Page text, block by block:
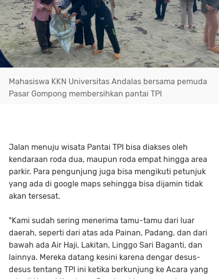
Mahasiswa KKN Universitas Andalas bersama pemuda
Pasar Gompong membersihkan pantai TPI
Jalan menuju wisata Pantai TPI bisa diakses oleh
kendaraan roda dua, maupun roda empat hingga area
parkir. Para pengunjung juga bisa mengikuti petunjuk
yang ada di google maps sehingga bisa dijamin tidak
akan tersesat.
"Kami sudah sering menerima tamu-tamu dari luar
daerah, seperti dari atas ada Painan, Padang, dan dari
bawah ada Air Haji, Lakitan, Linggo Sari Baganti, dan
lainnya. Mereka datang kesini karena dengar desus-
desus tentang TPI ini ketika berkunjung ke Acara yang